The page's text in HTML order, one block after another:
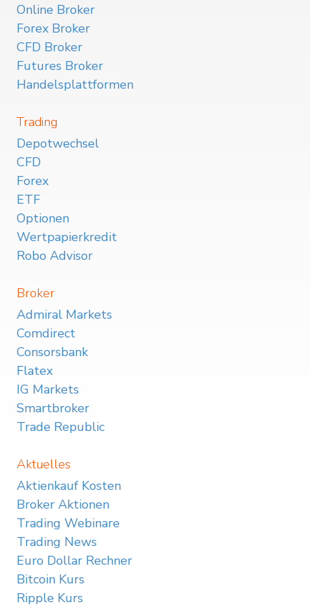
Online Broker
Forex Broker
CFD Broker
Futures Broker
Handelsplattformen
Trading
Depotwechsel
CFD
Forex
ETF
Optionen
Wertpapierkredit
Robo Advisor
Broker
Admiral Markets
Comdirect
Consorsbank
Flatex
IG Markets
Smartbroker
Trade Republic
Aktuelles
Aktienkauf Kosten
Broker Aktionen
Trading Webinare
Trading News
Euro Dollar Rechner
Bitcoin Kurs
Ripple Kurs